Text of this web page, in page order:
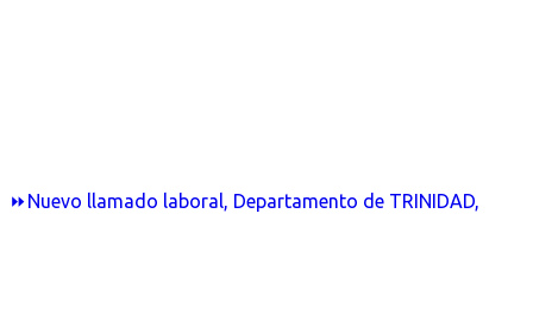
⏩Nuevo llamado laboral, Departamento de TRINIDAD,